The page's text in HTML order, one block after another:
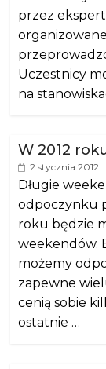
przez
Uczestnicy
na
W 2012
2 stycznia 2012
Długie
odpoczynku
roku będzie
weekendów.
możemy
zapewne
cenią sobie
ostatnie …